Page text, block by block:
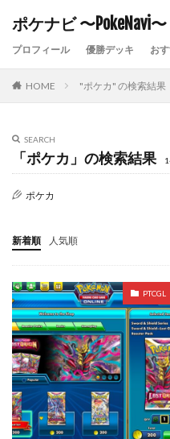
ポケナビ 〜PokeNavi〜
プロフィール 優勝デッキ お
HOME "ポケカ" の検索結果
SEARCH
「ポケカ」の検索結果
ポケカ
新着順 人気順
PTCGL
ポケカ ポケナビ まとめ
カテゴリー